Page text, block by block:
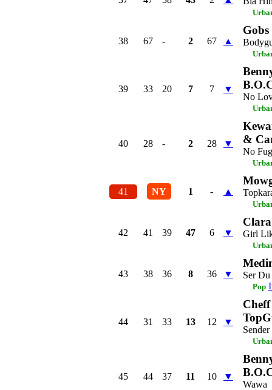
38 67 - 2 67 ▲
39 33 20 7 7 ▼
No
40 28 - 2 28 ▼
&
No
41 NY 1 - ▲
42 41 39 47 6 ▼
Clara
Girl
43 38 36 8 36 ▼ Ser
Pop
44 31 33 13 12 ▼
45 44 37 11 10 ▼
Wawa